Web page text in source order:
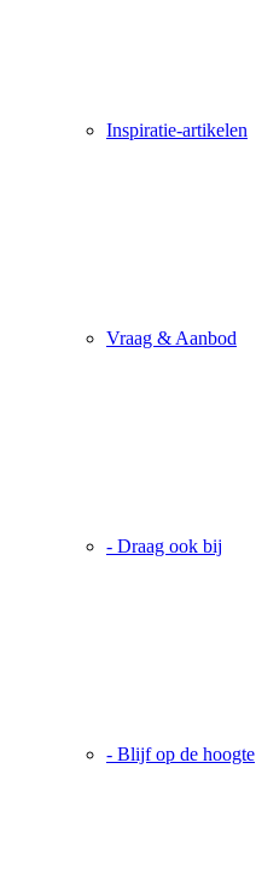
Inspiratie-artikelen
Vraag & Aanbod
- Draag ook bij
- Blijf op de hoogte